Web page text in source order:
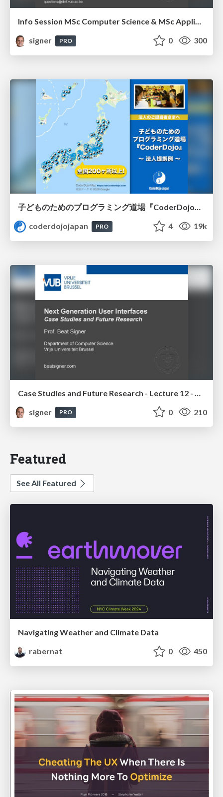
signer
PRO 0 300
子どものためのプログラミング道場『CoderDojo』〜法人提携例〜 / Partnership with CoderDojo Japan
coderdojojapan
PRO 4 19k
signer
PRO 0 210
Featured
See All Featured
Navigating Weather and Climate Data
rabernat
0 450